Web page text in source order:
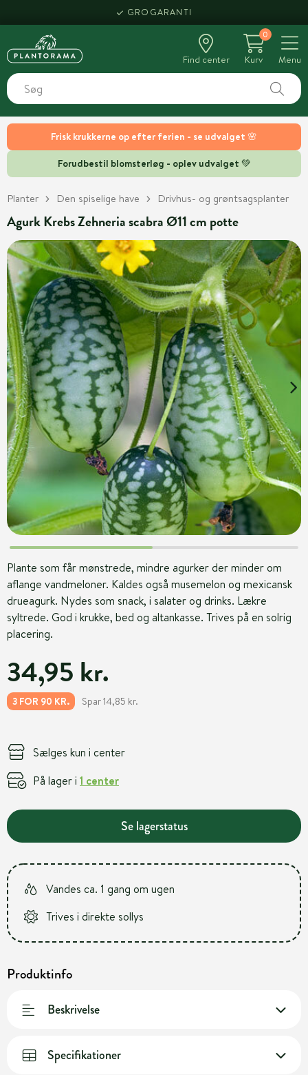
Frisk krukkerne op efter ferien - se udvalget 🌸
Forudbestil blomsterløg - oplev udvalget 💚
GROGARANTI
Find center
0
Kurv
Menu
Planter Den spiselige have Drivhus- og grøntsagsplanter
Agurk Krebs Zehneria scabra Ø11 cm potte
Plante som får mønstrede, mindre agurker der minder om
aflange vandmeloner. Kaldes også musemelon og mexicansk
drueagurk. Nydes som snack, i salater og drinks. Lækre
syltrede. God i krukke, bed og altankasse. Trives på en solrig
placering.
34,95 kr.
3 FOR 90 KR. Spar 14,85 kr.
Sælges kun i center
På lager i 1 center
Se lagerstatus
Vandes ca. 1 gang om ugen
Trives i direkte sollys
Produktinfo
Beskrivelse
Specifikationer